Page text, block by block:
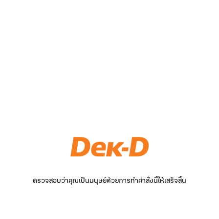
ตรวจสอบว่าคุณเป็นมนุษย์ด้วยการทำคำสั่งนี้ให้เสร็จสิ้น